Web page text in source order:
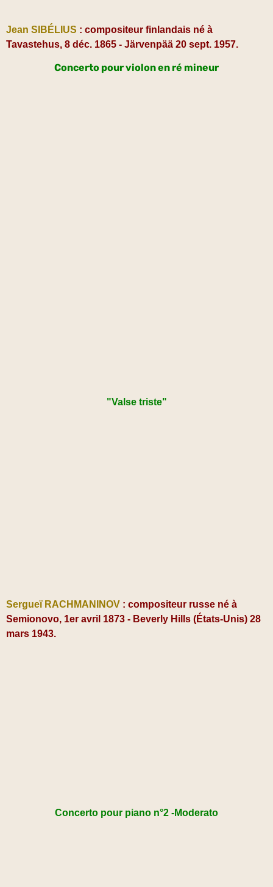
Jean SIBÉLIUS : compositeur finlandais né à
Tavastehus, 8 déc. 1865 - Järvenpää 20 sept. 1957.
Concerto pour violon en ré mineur
"Valse triste"
Sergueï RACHMANINOV : compositeur russe né à
Semionovo, 1er avril 1873 - Beverly Hills (États-Unis) 28
mars 1943.
Concerto pour piano n°2 -Moderato